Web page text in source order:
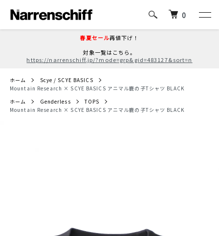
春夏セール再値下げ！
対象一覧はこちら。
https://narrenschiff.jp/?mode=grp&gid=483127&sort=n
0
ホーム
Scye / SCYE BASICS
Mountain Research × SCYE BASICS アニマル鹿の子Tシャツ BLACK
ホーム
Genderless
TOPS
Mountain Research × SCYE BASICS アニマル鹿の子Tシャツ BLACK